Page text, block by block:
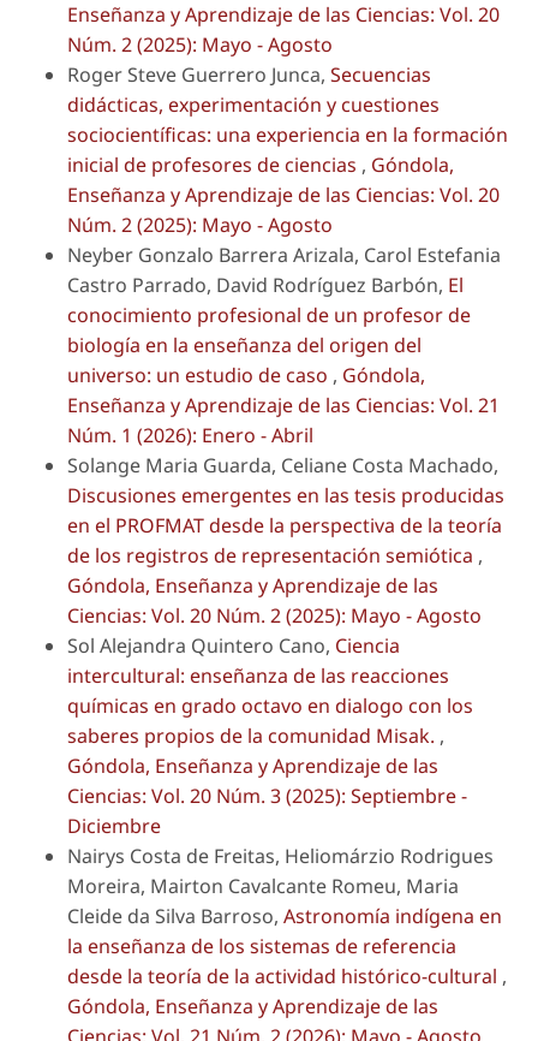
Enseñanza y Aprendizaje de las Ciencias: Vol. 20
Núm. 2 (2025): Mayo - Agosto
Roger Steve Guerrero Junca, Secuencias
didácticas, experimentación y cuestiones
sociocientíficas: una experiencia en la formación
inicial de profesores de ciencias , Góndola,
Enseñanza y Aprendizaje de las Ciencias: Vol. 20
Núm. 2 (2025): Mayo - Agosto
Neyber Gonzalo Barrera Arizala, Carol Estefania
Castro Parrado, David Rodríguez Barbón, El
conocimiento profesional de un profesor de
biología en la enseñanza del origen del
universo: un estudio de caso , Góndola,
Enseñanza y Aprendizaje de las Ciencias: Vol. 21
Núm. 1 (2026): Enero - Abril
Solange Maria Guarda, Celiane Costa Machado,
Discusiones emergentes en las tesis producidas
en el PROFMAT desde la perspectiva de la teoría
de los registros de representación semiótica ,
Góndola, Enseñanza y Aprendizaje de las
Ciencias: Vol. 20 Núm. 2 (2025): Mayo - Agosto
Sol Alejandra Quintero Cano, Ciencia
intercultural: enseñanza de las reacciones
químicas en grado octavo en dialogo con los
saberes propios de la comunidad Misak. ,
Góndola, Enseñanza y Aprendizaje de las
Ciencias: Vol. 20 Núm. 3 (2025): Septiembre -
Diciembre
Nairys Costa de Freitas, Heliomárzio Rodrigues
Moreira, Mairton Cavalcante Romeu, Maria
Cleide da Silva Barroso, Astronomía indígena en
la enseñanza de los sistemas de referencia
desde la teoría de la actividad histórico-cultural ,
Góndola, Enseñanza y Aprendizaje de las